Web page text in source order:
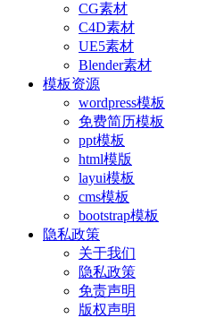
CG素材
C4D素材
UE5素材
Blender素材
模板资源
wordpress模板
免费简历模板
ppt模板
html模版
layui模板
cms模板
bootstrap模板
隐私政策
关于我们
隐私政策
免责声明
版权声明